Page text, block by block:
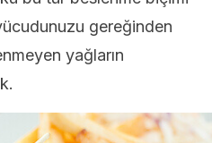
gereğinden
yağların